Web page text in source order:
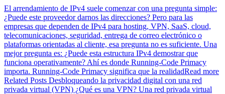
El arrendamiento de IPv4 suele comenzar con una pregunta simple:
¿Puede este proveedor darnos las direcciones? Pero para las
empresas que dependen de IPv4 para hosting, VPN, SaaS, cloud,
telecomunicaciones, seguridad, entrega de correo electrónico o
plataformas orientadas al cliente, esa pregunta no es suficiente. Una
mejor pregunta es: ¿Puede esta estructura IPv4 demostrar que
funciona operativamente? Ahí es donde Running-Code Primacy
importa. Running-Code Primacy significa que la realidadRead more
Related Posts Desbloqueando la privacidad digital con una red
privada virtual (VPN) ¿Qué es una VPN? Una red privada virtual